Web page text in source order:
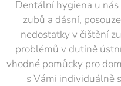
Dentální hygiena u
zubů a dásní,
nedostatky v čištění
problémů v dutině
vhodné pomůcky pro
s Vámi individuálně